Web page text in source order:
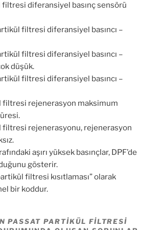
diferansiyel basınç sensörü
filtresi diferansiyel basıncı –
filtresi diferansiyel basıncı –
düşük.
filtresi diferansiyel basıncı –
filtresi rejenerasyon maksimum
filtresi rejenerasyonu, rejenerasyon
aşırı yüksek basınçlar, DPF’de
gösterir.
filtresi kısıtlaması” olarak
bir koddur.
PASSAT PARTIKÜL FILTRESI